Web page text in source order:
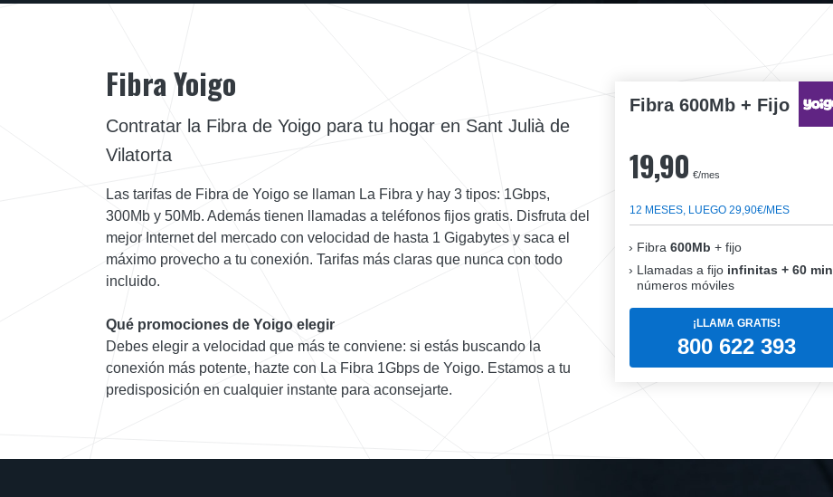
Fibra 600Mb + Fijo
19,90 €/mes
12 MESES, LUEGO 29,90€/MES
Fibra 600Mb + fijo
Llamadas a fijo infinitas + 60 min
números móviles
¡LLAMA GRATIS!
800 622 393
Fibra Yoigo
Contratar la Fibra de Yoigo para tu hogar en Sant Julià de
Vilatorta
Las tarifas de Fibra de Yoigo se llaman La Fibra y hay 3 tipos: 1Gbps,
300Mb y 50Mb. Además tienen llamadas a teléfonos fijos gratis. Disfruta del
mejor Internet del mercado con velocidad de hasta 1 Gigabytes y saca el
máximo provecho a tu conexión. Tarifas más claras que nunca con todo
incluido.
Qué promociones de Yoigo elegir
Debes elegir a velocidad que más te conviene: si estás buscando la
conexión más potente, hazte con La Fibra 1Gbps de Yoigo. Estamos a tu
predisposición en cualquier instante para aconsejarte.